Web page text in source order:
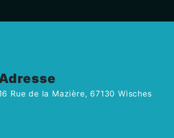
Rue de la Mazière, 67130 Wisches